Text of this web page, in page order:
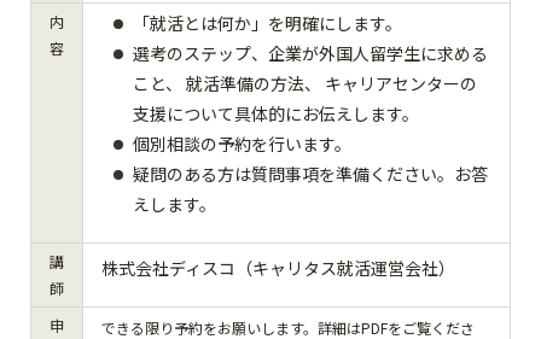
内
容
「就活とは何か」を明確にします。
選考のステップ、企業が外国人留学生に求める
こと、 就活準備の方法、 キャリアセンターの
支援について具体的にお伝えします。
個別相談の予約を行います。
疑問のある方は質問事項を準備ください。お答
えします。
講
師
株式会社ディスコ（キャリタス就活運営会社）
申
できる限り予約をお願いします。詳細はPDFをご覧くださ